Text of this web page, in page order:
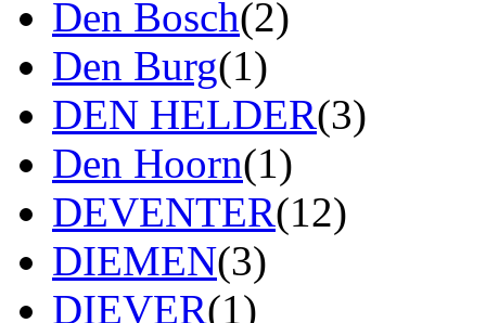
Den Bosch(2)
Den Burg(1)
DEN HELDER(3)
Den Hoorn(1)
DEVENTER(12)
DIEMEN(3)
DIEVER(1)